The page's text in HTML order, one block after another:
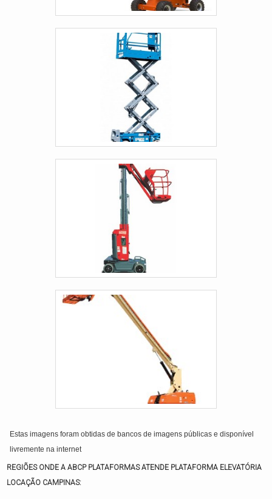
Estas imagens foram obtidas de bancos de imagens públicas e disponível
livremente na internet
REGIÕES ONDE A ABCP PLATAFORMAS ATENDE PLATAFORMA ELEVATÓRIA
LOCAÇÃO CAMPINAS: